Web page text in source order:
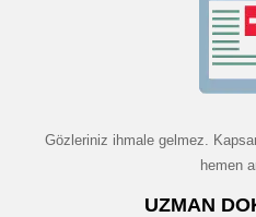
Gözleriniz ihmale gelmez.
hemen
UZMAN